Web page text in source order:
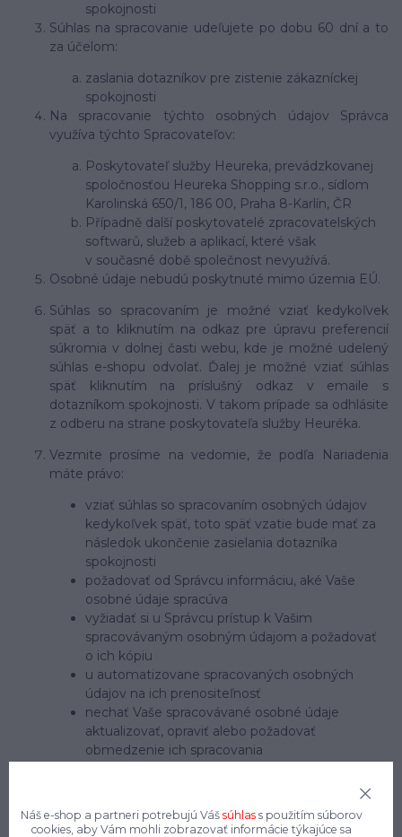
spokojnosti
Súhlas na spracovanie udeľujete po dobu 60 dní a to
za účelom:
zaslania dotazníkov pre zistenie zákazníckej
spokojnosti
Na spracovanie týchto osobných údajov Správca
využíva týchto Spracovateľov:
Poskytovateľ služby Heureka, prevádzkovanej
spoločnosťou Heureka Shopping s.r.o., sídlom
Karolinská 650/1, 186 00, Praha 8-Karlín, ČR
Případně další poskytovatelé zpracovatelských
softwarů, služeb a aplikací, které však
v současné době společnost nevyužívá.
Osobné údaje nebudú poskytnuté mimo územia EÚ.
Súhlas so spracovaním je možné vziať kedykoľvek
späť a to kliknutím na odkaz pre úpravu preferencií
súkromia v dolnej časti webu, kde je možné udelený
súhlas e-shopu odvolať. Ďalej je možné vziať súhlas
späť kliknutím na príslušný odkaz v emaile s
dotazníkom spokojnosti. V takom prípade sa odhlásite
z odberu na strane poskytovateľa služby Heuréka.
Vezmite prosíme na vedomie, že podľa Nariadenia
máte právo:
vziať súhlas so spracovaním osobných údajov
kedykoľvek späť, toto späť vzatie bude mať za
následok ukončenie zasielania dotazníka
spokojnosti
požadovať od Správcu informáciu, aké Vaše
osobné údaje spracúva
vyžiadať si u Správcu prístup k Vašim
spracovávaným osobným údajom a požadovať
o ich kópiu
u automatizovane spracovaných osobných
údajov na ich prenositeľnosť
nechať Vaše spracovávané osobné údaje
aktualizovať, opraviť alebo požadovať
obmedzenie ich spracovania
osobných údajov, pokiaľ sa nejedná o osobné
údaje, ktoré je Správca povinný alebo oprávnený
ďalej spracovávať podľa príslušných právnych
Náš e-shop a partneri potrebujú Vášsúhlas s použitím súborov
cookies, aby Vám mohli zobrazovať informácie týkajúce sa